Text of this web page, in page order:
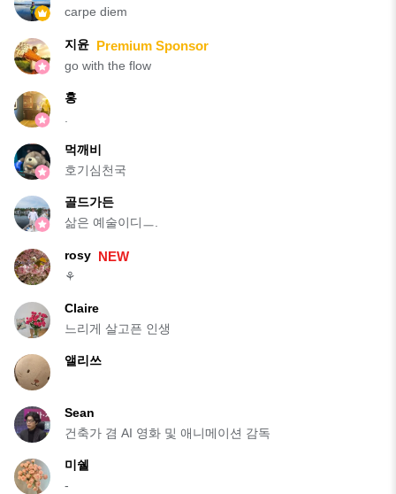
carpe diem
지윤 Premium Sponsor
go with the flow
홍
.
먹깨비
호기심천국
골드가든
삶은 예술이디ㅡ.
rosy NEW
⚘️
Claire
느리게 살고픈 인생
앨리쓰
Sean
건축가 겸 AI 영화 및 애니메이션 감독
미쉘
-